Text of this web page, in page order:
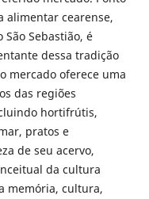
alimentar cearense,
Sebastião, é
dessa tradição
mercado oferece uma
das regiões
hortifrútis,
pratos e
de seu acervo,
da cultura
memória, cultura,